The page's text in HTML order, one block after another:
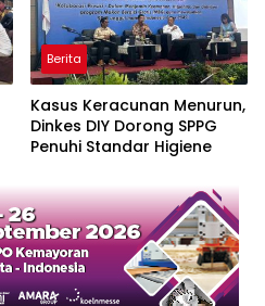
Berita
Kasus Keracunan Menurun,
Dinkes DIY Dorong SPPG
Penuhi Standar Higiene